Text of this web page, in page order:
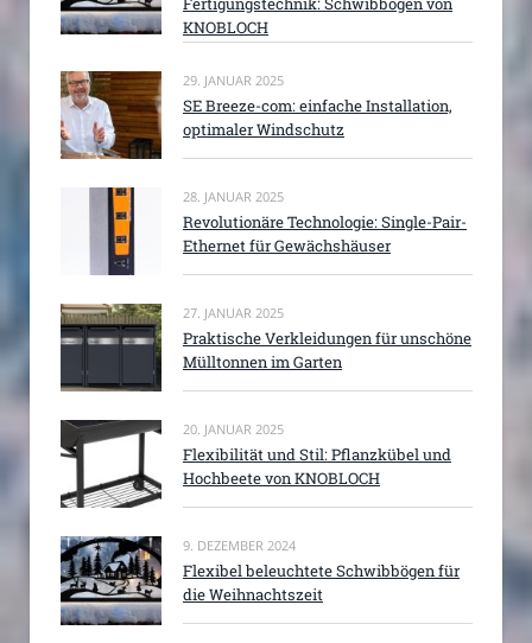
KNOBLOCH
29. JANUAR 2025
SE Breeze-com: einfache Installation,
optimaler Windschutz
28. JANUAR 2025
Revolutionäre Technologie: Single-Pair-
Ethernet für Gewächshäuser
27. JANUAR 2025
Praktische Verkleidungen für unschöne
Mülltonnen im Garten
20. JANUAR 2025
Flexibilität und Stil: Pflanzkübel und
Hochbeete von KNOBLOCH
9. DEZEMBER 2024
Flexibel beleuchtete Schwibbögen für
die Weihnachtszeit